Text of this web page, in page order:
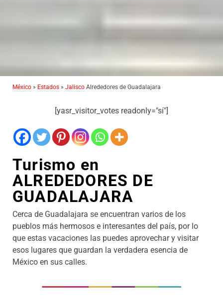
México » Estados » Jalisco Alrededores de Guadalajara
[yasr_visitor_votes readonly="sí"]
Turismo en
ALREDEDORES DE
GUADALAJARA
Cerca de Guadalajara se encuentran varios de los
pueblos más hermosos e interesantes del país, por lo
que estas vacaciones las puedes aprovechar y visitar
esos lugares que guardan la verdadera esencia de
México en sus calles.